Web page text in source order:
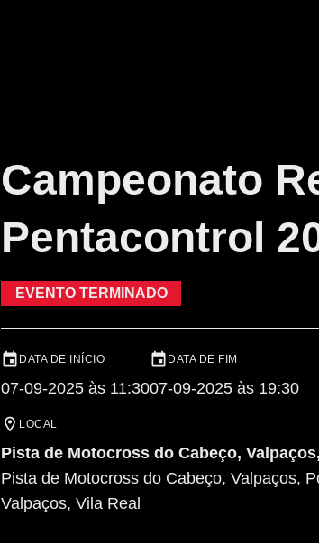
Campeonato
Pentacontrol
EVENTO TERMINADO
DATA DE INÍCIO
07-09-2025 às 11:30
DATA DE FIM
07-09-2025 às 19:30
LOCAL
Pista de Motocross do Cabeço,
Pista de Motocross do Cabeço, Valpaços,
Valpaços, Vila Real